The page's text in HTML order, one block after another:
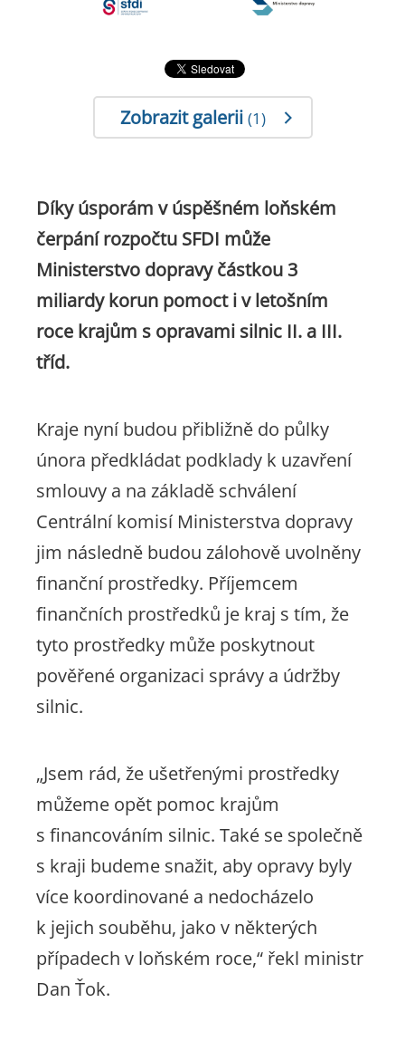
Zobrazit galerii (1)
Díky úsporám v úspěšném loňském
čerpání rozpočtu SFDI může
Ministerstvo dopravy částkou 3
miliardy korun pomoct i v letošním
roce krajům s opravami silnic II. a III.
tříd.
Kraje nyní budou přibližně do půlky
února předkládat podklady k uzavření
smlouvy a na základě schválení
Centrální komisí Ministerstva dopravy
jim následně budou zálohově uvolněny
finanční prostředky. Příjemcem
finančních prostředků je kraj s tím, že
tyto prostředky může poskytnout
pověřené organizaci správy a údržby
silnic.
„Jsem rád, že ušetřenými prostředky
můžeme opět pomoc krajům
s financováním silnic. Také se společně
s kraji budeme snažit, aby opravy byly
více koordinované a nedocházelo
k jejich souběhu, jako v některých
případech v loňském roce,“ řekl ministr
Dan Ťok.